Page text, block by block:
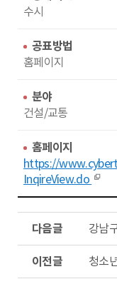
수시
공표방법
홈페이지
분야
건설/교통
홈페이지
https://
InqireView.do
글
강남
글
청소